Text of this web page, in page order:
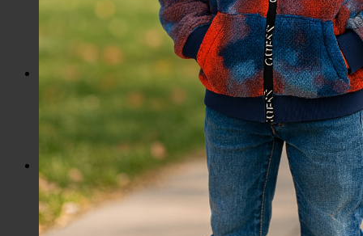
Nohavice a tepláky
Pánska obuv
Spodné prádlo
Pánske doplnky
Detská móda
0 – 3 roky
4-7 rokov
8-13 rokov
14-18 rokov
Detské doplnky
Dámska móda na každý deň
Bundy
Saká / Kabáty
Košele / Blúzky
Mikiny / Svetre